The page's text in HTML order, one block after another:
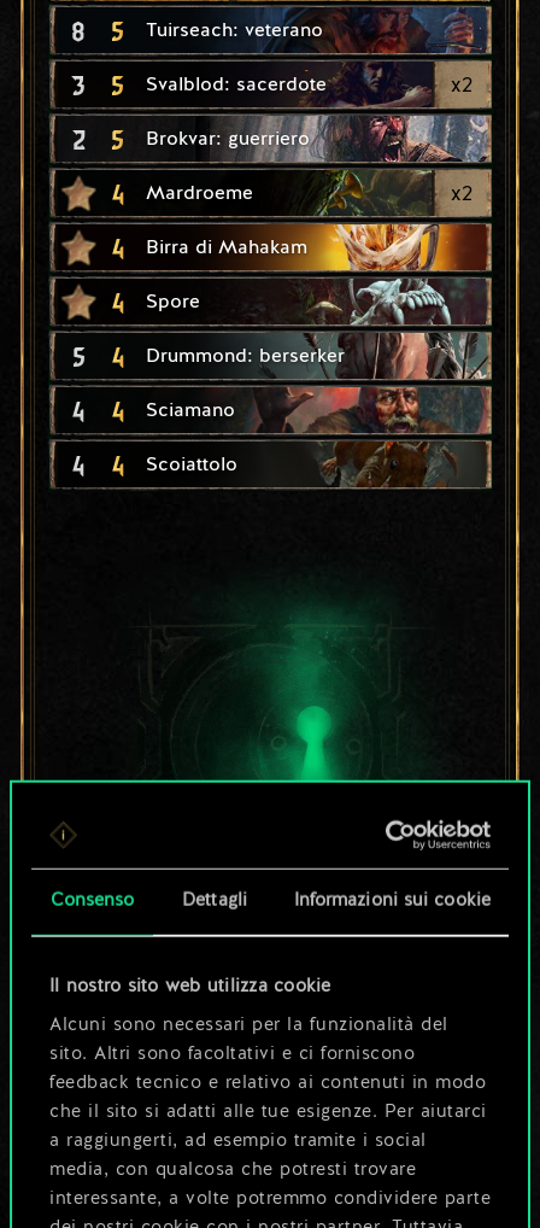
Consenso Dettagli Informazioni sui cookie
Il nostro sito web utilizza cookie
Alcuni sono necessari per la funzionalità del
sito. Altri sono facoltativi e ci forniscono
feedback tecnico e relativo ai contenuti in modo
che il sito si adatti alle tue esigenze. Per aiutarci
a raggiungerti, ad esempio tramite i social
media, con qualcosa che potresti trovare
interessante, a volte potremmo condividere parte
8 5 Tuirseach: veterano
3 5 Svalblod: sacerdote x2
2 5 Brokvar: guerriero
4 Mardroeme x2
4 Birra di Mahakam
4 Spore
5 4 Drummond: berserker
4 4 Sciamano
4 4 Scoiattolo
Per ora, è solo un
set di carte
condiviso.
Ma può diventare
molto altro!